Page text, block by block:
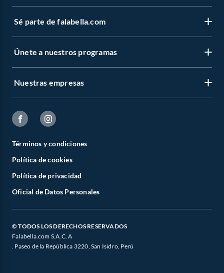
Sé parte de falabella.com
Únete a nuestros programas
Nuestras empresas
Términos y condiciones
Política de cookies
Política de privacidad
Oficial de Datos Personales
© TODOS LOS DERECHOS RESERVADOS
Falabella.com S.A.C. A
. Paseo de la República 3220, San Isidro, Perú